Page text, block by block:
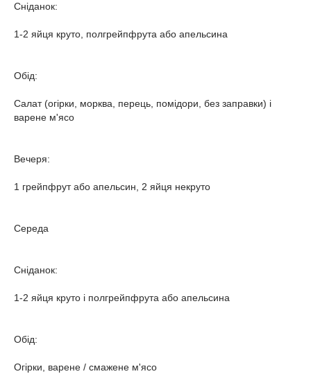
Сніданок:
1-2 яйця круто, полгрейпфрута або апельсина
Обід:
Салат (огірки, морква, перець, помідори, без заправки) і
варене м'ясо
Вечеря:
1 грейпфрут або апельсин, 2 яйця некруто
Середа
Сніданок:
1-2 яйця круто і полгрейпфрута або апельсина
Обід:
Огірки, варене / смажене м'ясо